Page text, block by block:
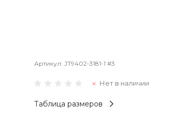
Артикул: JT9402-3181-1 #3
Нет в наличии
Таблица размеров